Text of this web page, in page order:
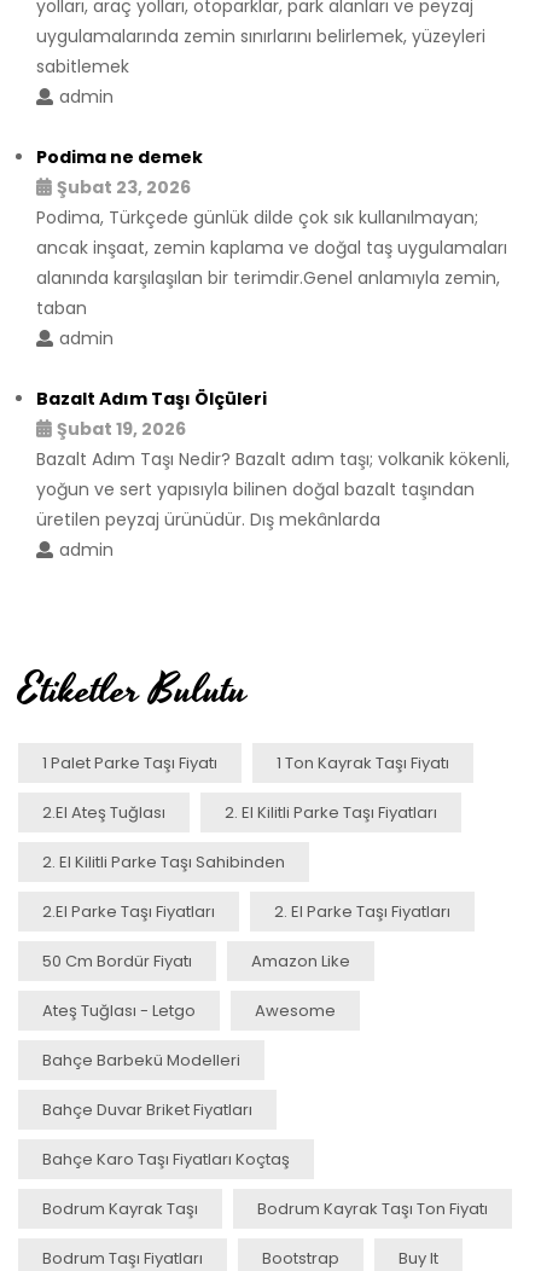
yolları, araç yolları, otoparklar, park alanları ve peyzaj
uygulamalarında zemin sınırlarını belirlemek, yüzeyleri
sabitlemek
admin
Podima ne demek
Şubat 23, 2026
Podima, Türkçede günlük dilde çok sık kullanılmayan;
ancak inşaat, zemin kaplama ve doğal taş uygulamaları
alanında karşılaşılan bir terimdir.Genel anlamıyla zemin,
taban
admin
Bazalt Adım Taşı Ölçüleri
Şubat 19, 2026
Bazalt Adım Taşı Nedir? Bazalt adım taşı; volkanik kökenli,
yoğun ve sert yapısıyla bilinen doğal bazalt taşından
üretilen peyzaj ürünüdür. Dış mekânlarda
admin
Etiketler Bulutu
1 Palet Parke Taşı Fiyatı 1 Ton Kayrak Taşı Fiyatı
2.el Ateş Tuğlası 2. El Kilitli Parke Taşı Fiyatları
2. El Kilitli Parke Taşı Sahibinden
2.el Parke Taşı Fiyatları 2. El Parke Taşı Fiyatları
50 Cm Bordür Fiyatı Amazon Like
Ateş Tuğlası - Letgo Awesome
Bahçe Barbekü Modelleri
Bahçe Duvar Briket Fiyatları
Bahçe Karo Taşı Fiyatları Koçtaş
Bodrum Kayrak Taşı Bodrum Kayrak Taşı Ton Fiyatı
Bodrum Taşı Fiyatları Bootstrap Buy It